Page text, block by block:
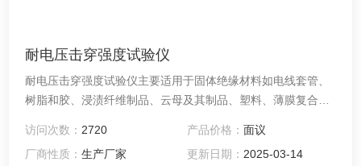
耐电压击穿强度试验仪
耐电压击穿强度试验仪主要适用于固体绝缘材料如电线套管、
树脂和胶、浸渍纤维制品、云母及其制品、塑料、薄膜复合制
电压时间的测试；该击穿电压仪器采用计算机控制
访问次数： 2720 产品价格： 面议
厂商性质：生产厂家 更新日期： 2025-03-14